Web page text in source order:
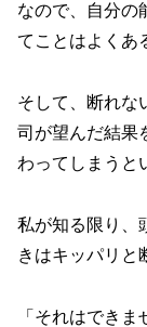
なので、自分の
てことはよくあ
そして、断れな
司が望んだ結果
わってしまうと
私が知る限り、
きはキッパリと
「それはできま